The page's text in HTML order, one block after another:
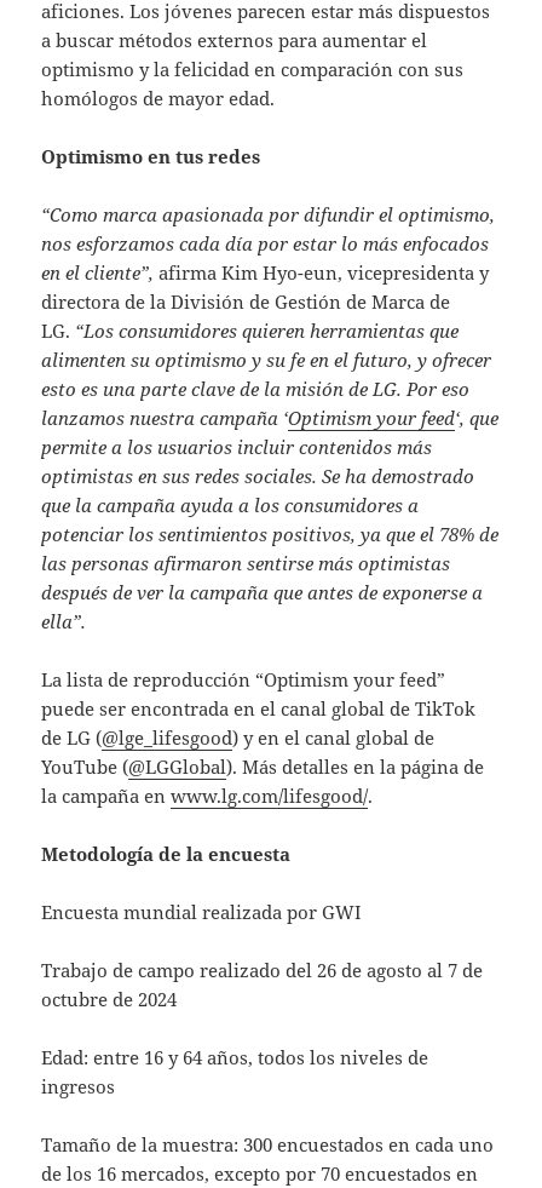
aficiones. Los jóvenes parecen estar más dispuestos
a buscar métodos externos para aumentar el
optimismo y la felicidad en comparación con sus
homólogos de mayor edad.
Optimismo en tus redes
“Como marca apasionada por difundir el optimismo,
nos esforzamos cada día por estar lo más enfocados
en el cliente”,afirma Kim Hyo-eun, vicepresidenta y
directora de la División de Gestión de Marca de
LG. “Los consumidores quieren herramientas que
alimenten su optimismo y su fe en el futuro, y ofrecer
esto es una parte clave de la misión de LG. Por eso
lanzamos nuestra campaña ‘Optimism your feed‘, que
permite a los usuarios incluir contenidos más
optimistas en sus redes sociales. Se ha demostrado
que la campaña ayuda a los consumidores a
potenciar los sentimientos positivos, ya que el 78% de
las personas afirmaron sentirse más optimistas
después de ver la campaña que antes de exponerse a
ella”.
La lista de reproducción “Optimism your feed”
puede ser encontrada en el canal global de TikTok
de LG (@lge_lifesgood) y en el canal global de
YouTube (@LGGlobal). Más detalles en la página de
la campaña enwww.lg.com/lifesgood/.
Metodología de la encuesta
Encuesta mundial realizada por GWI
Trabajo de campo realizado del 26 de agosto al 7 de
octubre de 2024
Edad: entre 16 y 64 años, todos los niveles de
ingresos
Tamaño de la muestra: 300 encuestados en cada uno
de los 16 mercados, excepto por 70 encuestados en